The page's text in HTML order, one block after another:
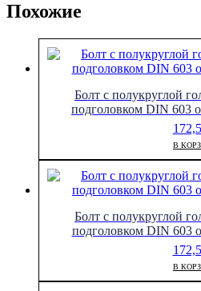
Похожие
Болт с полукруглой
подголовком DIN 603
В
Болт с полукруглой
подголовком DIN 603
В